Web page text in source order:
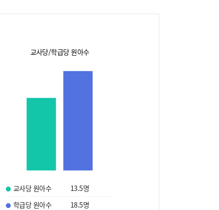
교사당/학급당 원아수
교사당 원아수 13.5명
학급당 원아수
18.5명